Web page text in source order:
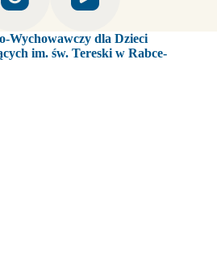
Wychowawczy dla Dzieci
im. św. Tereski w Rabce-